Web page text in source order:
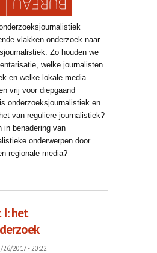
vlakken onderzoek naar
Zo houden we
welke journalisten
en welke lokale media
vrij voor diepgaand
onderzoeksjournalistiek en
van reguliere journalistiek?
in benadering van
onderwerpen door
regionale media?
het
26/2017 - 20:22